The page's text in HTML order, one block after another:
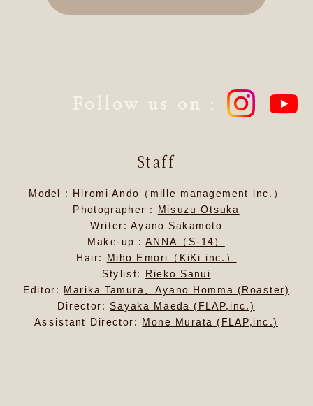
Follow us on :
Staff
Model : Hiromi Ando（mille management inc.）
Photographer : Misuzu Otsuka
Writer: Ayano Sakamoto
Make-up :ANNA（S-14）
Hair: Miho Emori（KiKi inc.）
Stylist: Rieko Sanui
Editor: Marika Tamura、Ayano Homma (Roaster)
Director:Sayaka Maeda (FLAP,inc.)
Assistant Director: Mone Murata (FLAP,inc.)